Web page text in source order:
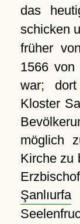
das
schicken
früher
1566 von
war;
Kloster
möglich
Kirche zu
Şanlıurfa